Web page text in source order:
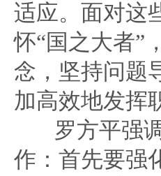
适应。面对这
怀“国之大者”
念，坚持问题
加高效地发挥
罗方平强
作：首先要强